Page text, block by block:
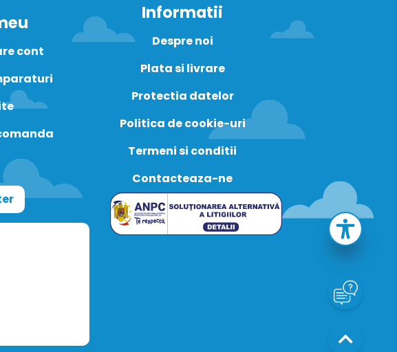
cont
Informatii
Despre noi
Plata si livrare
Protectia datelor
Politica de cookie-uri
Termeni si conditii
Contacteaza-ne